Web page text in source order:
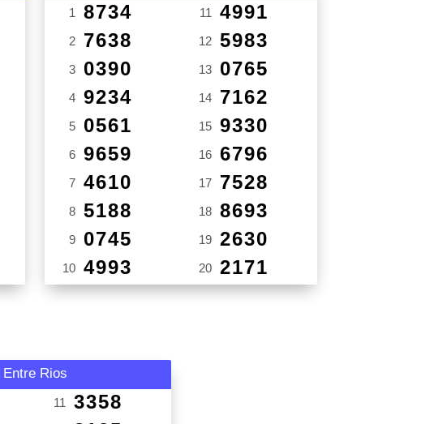
1 8734
2 7638
3 0390
4 9234
5 0561
6 9659
7 4610
8 5188
9 0745
10 4993
11 4991
12 5983
13 0765
14 7162
15 9330
16 6796
17 7528
18 8693
19 2630
20 2171
Entre Rios
11 3358